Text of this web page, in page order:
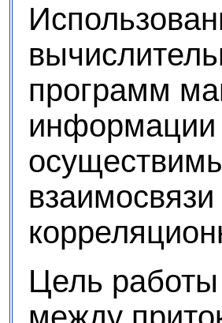
программ
информации
Цель